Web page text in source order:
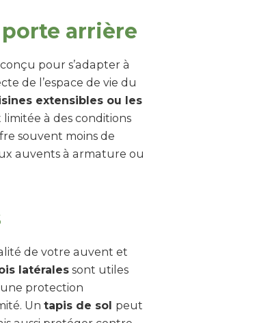
arrière
pour s’adapter à
de l’espace de vie du
extensibles ou les
limitée à des conditions
souvent moins de
auvents à armature ou
de votre auvent et
latérales sont utiles
protection
Un tapis de sol peut